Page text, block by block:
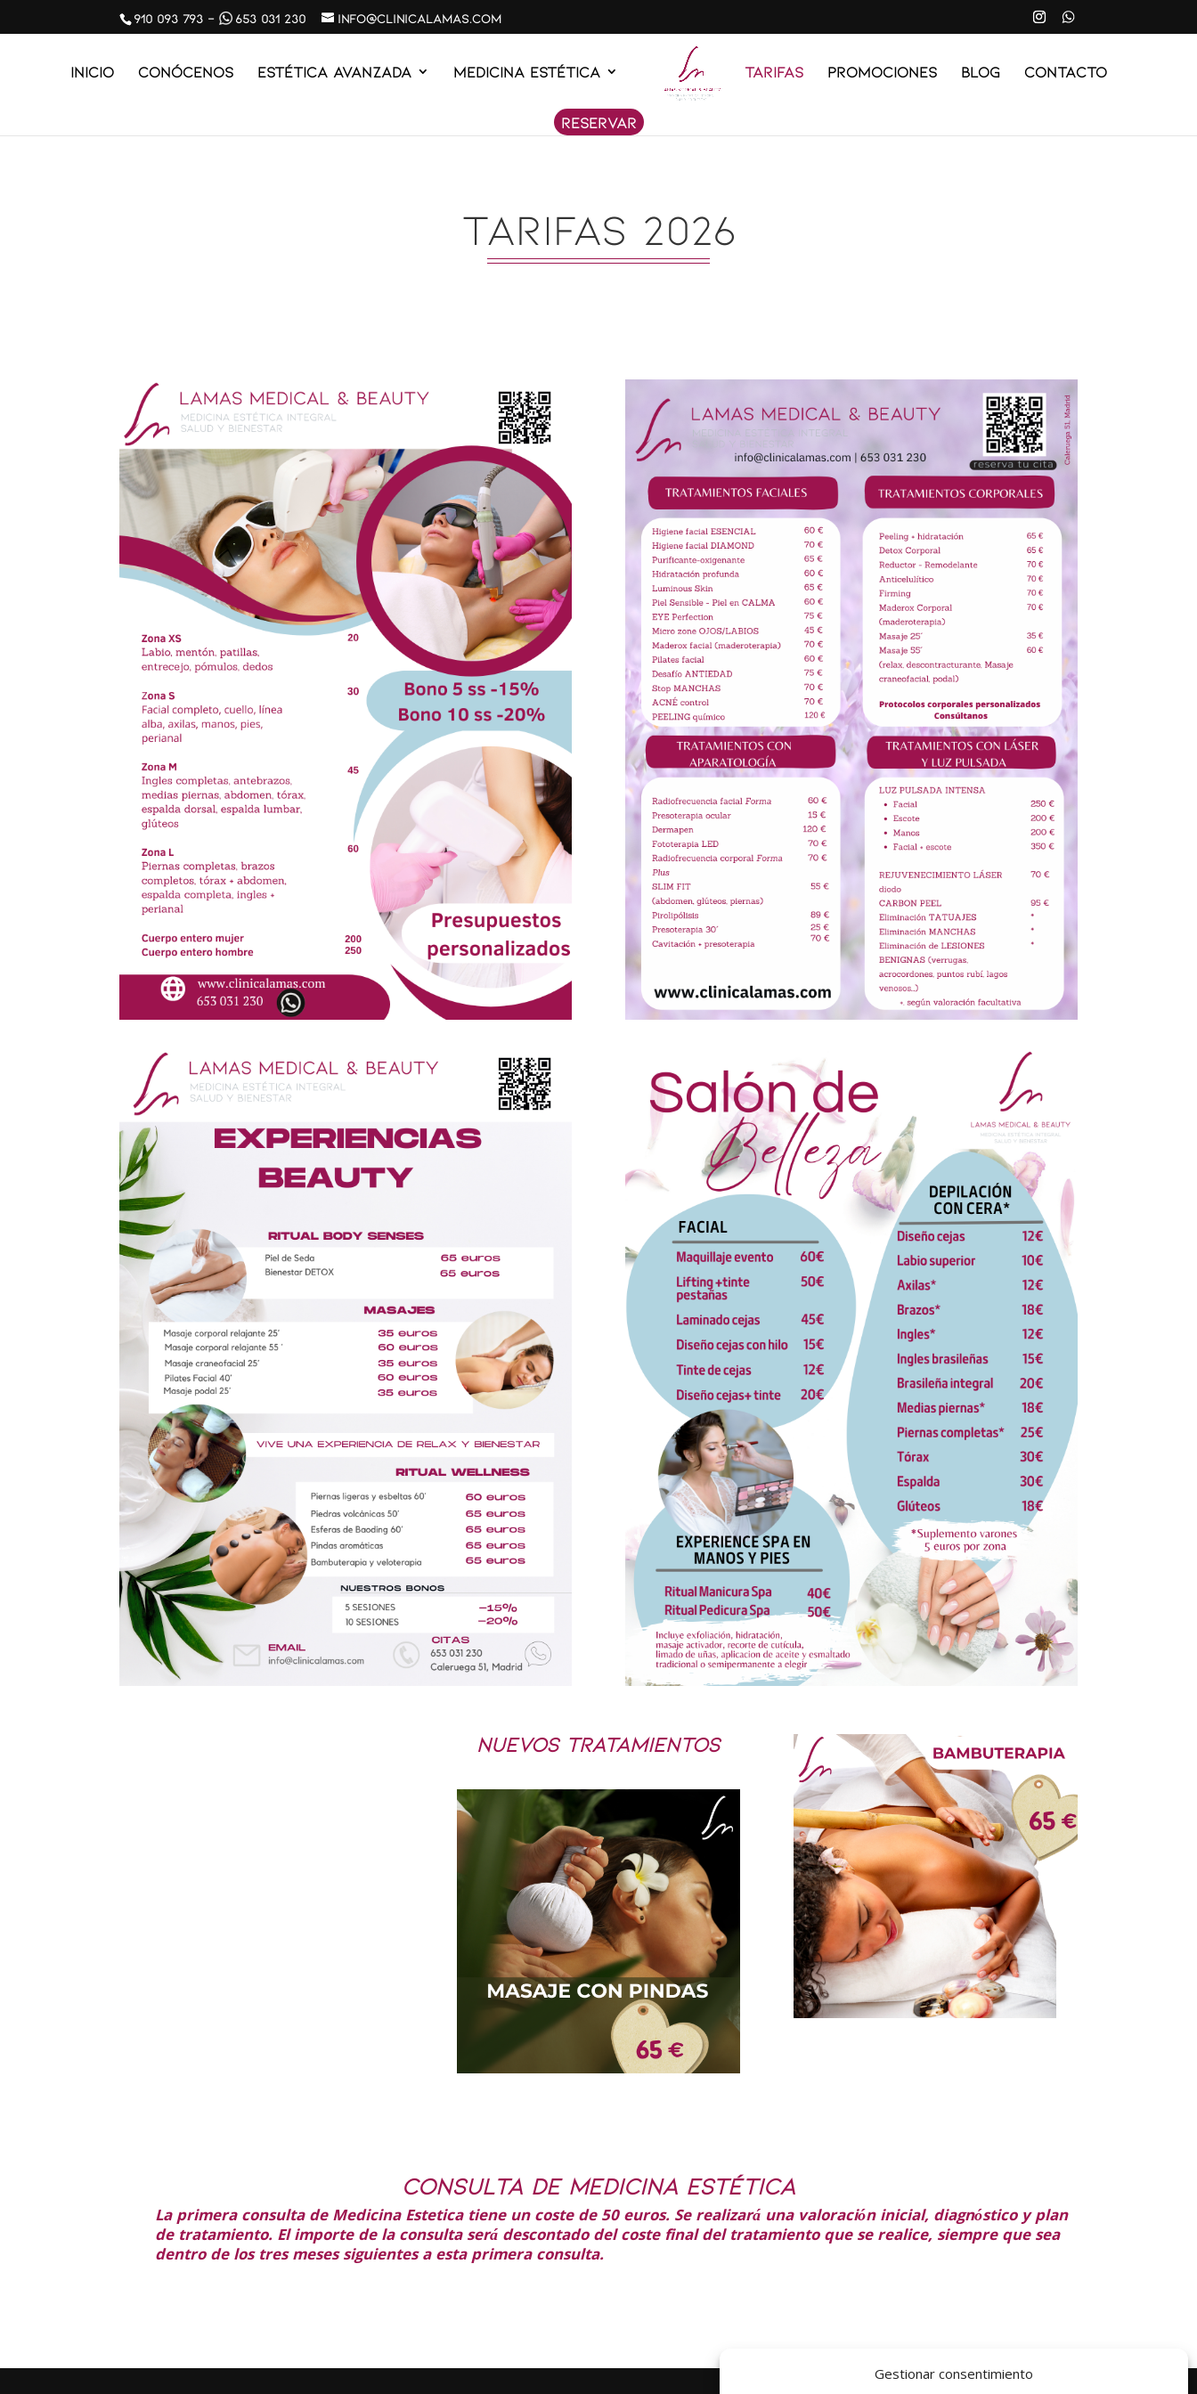
Gestionar consentimiento
910 093 793 - 653 031 230 info@clinicalamas.com
Inicio Conócenos ESTÉTICA AVANZADA MEDICINA ESTÉTICA Tarifas Promociones Blog Contacto
Reservar
TARIFAS 2026
NUEVOS TRATAMIENTOS
CONSULTA DE MEDICINA ESTÉTICA
La primera consulta de Medicina Estetica tiene un coste de 50 euros. Se realizará una valoración inicial, diagnóstico y plan
de tratamiento. El importe de la consulta será descontado del coste final del tratamiento que se realice, siempre que sea
dentro de los tres meses siguientes a esta primera consulta.